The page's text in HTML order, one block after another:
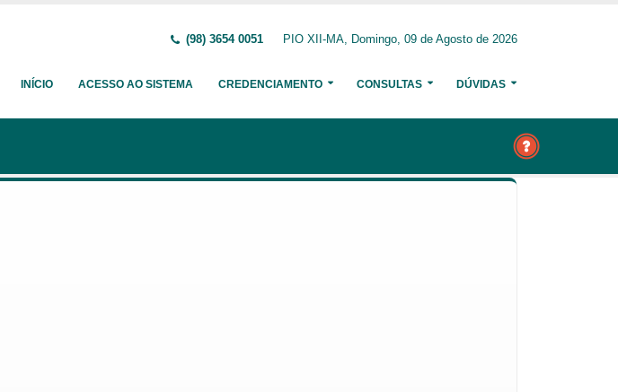
(98) 3654 0051 PIO XII-MA, Domingo, 09 de Agosto de 2026
INÍCIO ACESSO AO SISTEMA CREDENCIAMENTO CONSULTAS DÚVIDAS